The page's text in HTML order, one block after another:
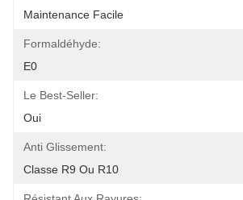
Maintenance Facile
Formaldéhyde:
E0
Le Best-Seller:
Oui
Anti Glissement:
Classe R9 Ou R10